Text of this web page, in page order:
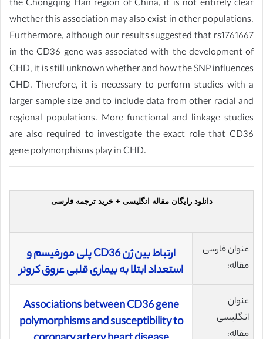
the Chongqing Han region of China, it is not entirely clear
whether this association may also exist in other populations.
Furthermore, although our results suggested that rs1761667
in the CD36 gene was associated with the development of
CHD, it is still unknown whether and how the SNP influences
CHD. Therefore, it is necessary to perform studies with a
larger sample size and to include data from other racial and
regional populations. More functional and linkage studies
are also required to investigate the exact role that CD36
gene polymorphisms play in CHD.
دانلود رایگان مقاله انگلیسی + خرید ترجمه فارسی
عنوان فارسی
مقاله:
ارتباط بین ژن CD36 پلی مورفیسم و
استعداد ابتلا به بیماری قلبی عروق کرونر
عنوان
انگلیسی
مقاله:
Associations between CD36 gene
polymorphisms and susceptibility to